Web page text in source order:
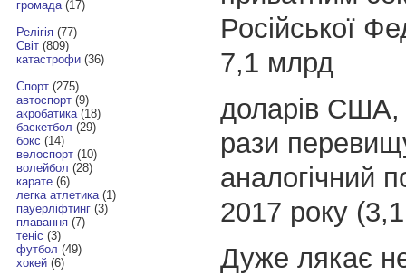
громада(17)
Релігія(77)
Світ(809)
катастрофи(36)
Спорт(275)
автоспорт(9)
акробатика(18)
баскетбол (29)
бокс (14)
велоспорт(10)
волейбол (28)
карате(6)
легка атлетика(1)
пауерліфтинг(3)
плавання(7)
теніс (3)
футбол (49)
хокей(6)
Російської
7,1 млрд
доларів
рази
аналогічний
2017 року
Дуже лякає